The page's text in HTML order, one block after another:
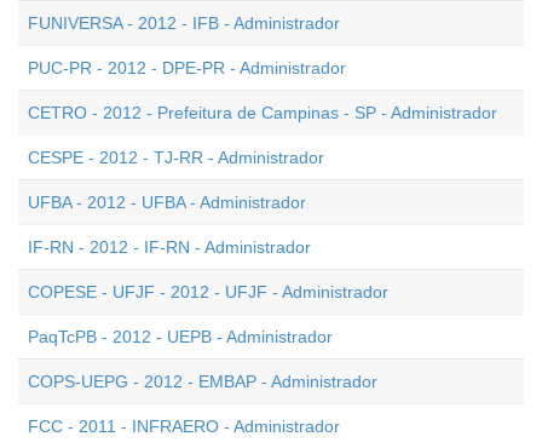
FUNIVERSA - 2012 - IFB - Administrador
PUC-PR - 2012 - DPE-PR - Administrador
CETRO - 2012 - Prefeitura de Campinas - SP - Administrador
CESPE - 2012 - TJ-RR - Administrador
UFBA - 2012 - UFBA - Administrador
IF-RN - 2012 - IF-RN - Administrador
COPESE - UFJF - 2012 - UFJF - Administrador
PaqTcPB - 2012 - UEPB - Administrador
COPS-UEPG - 2012 - EMBAP - Administrador
FCC - 2011 - INFRAERO - Administrador